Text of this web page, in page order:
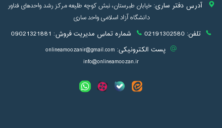
آدرس دفتر ساری:خیابان طبرستان، نبش کوچه طلیعه مرکز رشد واحدهای فناور
دانشگاه آزاد اسلامی واحد ساری
تلفن: 02191302580 شماره تماس مدیریت فروش: 09021321881
پست الکترونیکی: onlineamoozanir@gmail.com
info@onlineamoozan.ir